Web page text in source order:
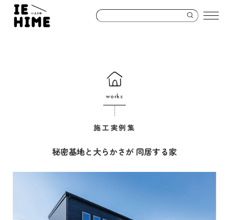
works
施工実例集
秘密基地と大らかさが 同居する家